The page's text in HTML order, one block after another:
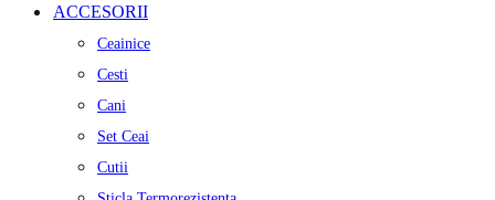
ACCESORII
Ceainice
Cesti
Cani
Set Ceai
Cutii